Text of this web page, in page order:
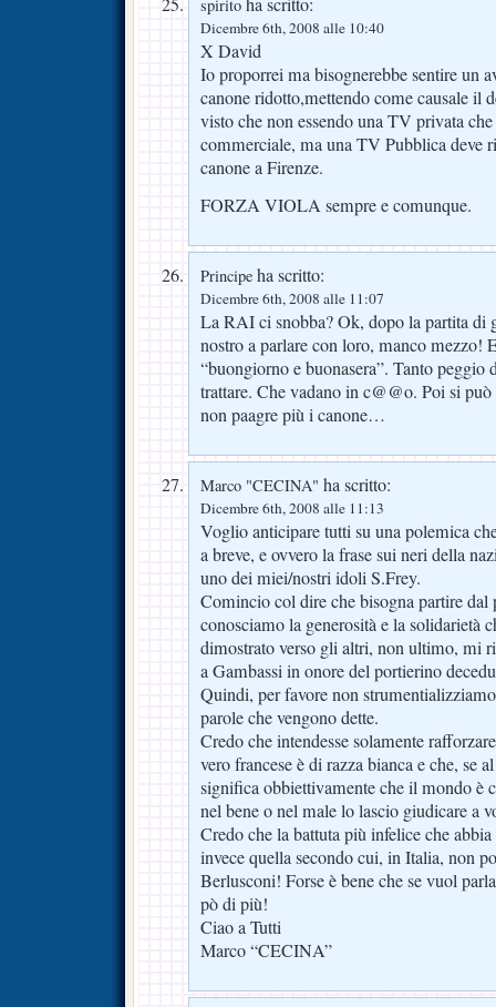
spirito ha scritto:
Dicembre 6th, 2008 alle 10:40
X David
Io proporrei ma bisognerebbe sentire un
canone ridotto,mettendo come causale il
visto che non essendo una TV privata
commerciale, ma una TV Pubblica deve
canone a Firenze.
FORZA VIOLA sempre e comunque.
Principe ha scritto:
Dicembre 6th, 2008 alle 11:07
La RAI ci snobba? Ok, dopo la partita di
nostro a parlare con loro, manco mezzo!
“buongiorno e buonasera”. Tanto peggio
trattare. Che vadano in c@@o. Poi si
non paagre più i canone…
Marco "CECINA" ha scritto:
Dicembre 6th, 2008 alle 11:13
Voglio anticipare tutti su una polemica
a breve, e ovvero la frase sui neri della
uno dei miei/nostri idoli S.Frey.
Comincio col dire che bisogna partire dal
conosciamo la generosità e la solidarietà
dimostrato verso gli altri, non ultimo, mi
a Gambassi in onore del portierino
Quindi, per favore non
parole che vengono dette.
Credo che intendesse solamente
vero francese è di razza bianca e che, se
significa obbiettivamente che il mondo è
nel bene o nel male lo lascio giudicare a
Credo che la battuta più infelice che
invece quella secondo cui, in Italia, non
Berlusconi! Forse è bene che se vuol
pò di più!
Ciao a Tutti
Marco “CECINA”